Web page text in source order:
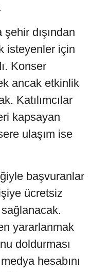
dışından
isteyenler için
Konser
ancak etkinlik
Katılımcılar
kapsayan
ulaşım ise
başvuranlar
ücretsiz
yararlanmak
doldurması
hesabını